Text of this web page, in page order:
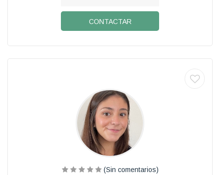
CONTACTAR
(Sin comentarios)